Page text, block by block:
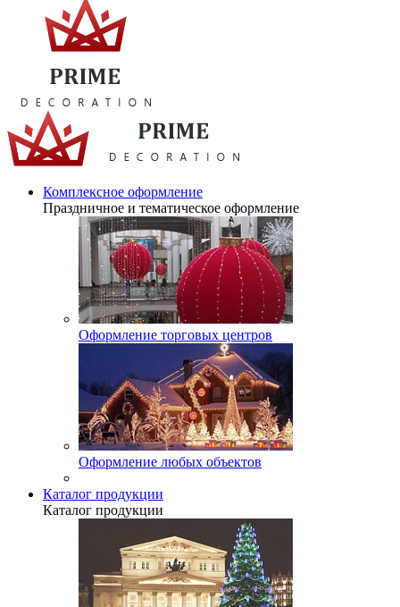
Комплексное оформление
Праздничное и тематическое оформление
Оформление торговых центров
Оформление любых объектов
Каталог продукции
Каталог продукции